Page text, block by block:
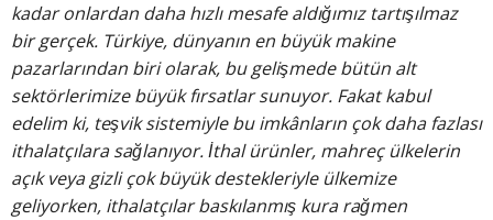
kadar onlardan daha hızlı mesafe aldığımız tartışılmaz
bir gerçek. Türkiye, dünyanın en büyük makine
pazarlarından biri olarak, bu gelişmede bütün alt
sektörlerimize büyük fırsatlar sunuyor. Fakat kabul
edelim ki, teşvik sistemiyle bu imkânların çok daha fazlası
ithalatçılara sağlanıyor. İthal ürünler, mahreç ülkelerin
açık veya gizli çok büyük destekleriyle ülkemize
geliyorken, ithalatçılar baskılanmış kura rağmen